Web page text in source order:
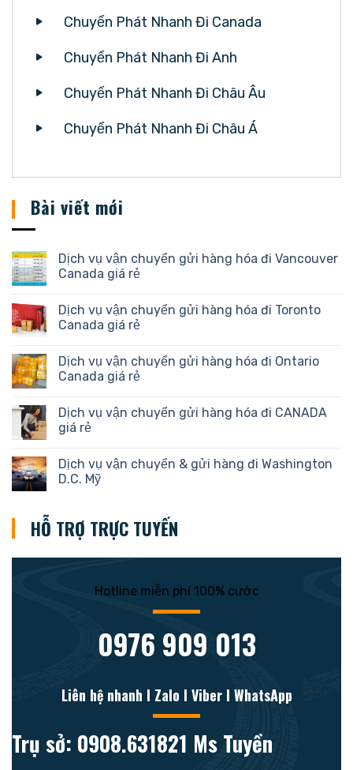
Chuyển Phát Nhanh Đi Canada
Chuyển Phát Nhanh Đi Anh
Chuyển Phát Nhanh Đi Châu Âu
Chuyển Phát Nhanh Đi Châu Á
Bài viết mới
Dịch vụ vận chuyển gửi hàng hóa đi Vancouver
Canada giá rẻ
Dịch vụ vận chuyển gửi hàng hóa đi Toronto
Canada giá rẻ
Dịch vụ vận chuyển gửi hàng hóa đi Ontario
Canada giá rẻ
Dịch vụ vận chuyển gửi hàng hóa đi CANADA
giá rẻ
Dịch vụ vận chuyển & gửi hàng đi Washington
D.C. Mỹ
HỖ TRỢ TRỰC TUYẾN
Hotline miễn phí 100% cước
0976 909 013
Liên hệ nhanh l Zalo l Viber l WhatsApp
Trụ sở: 0908.631821 Ms Tuyền